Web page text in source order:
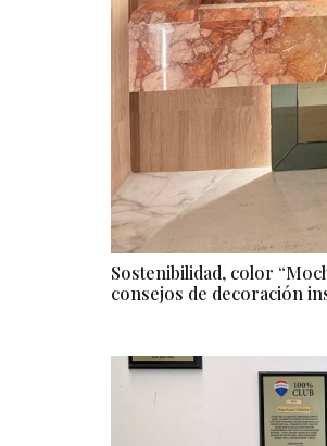
Sostenibilidad, color
consejos de decoración